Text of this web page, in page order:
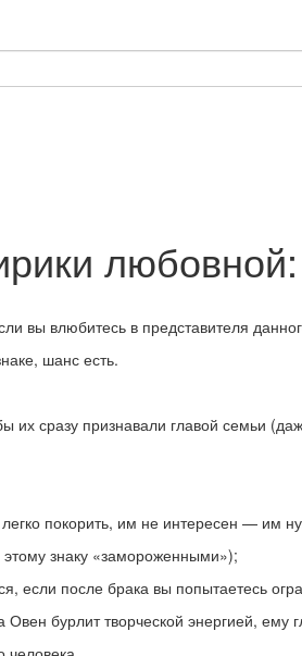
вы влюбитесь в представителя
шанс есть.
их сразу признавали главой семьи
покорить, им не интересен — им
знаку «замороженными»);
если после брака вы попытаетесь
бурлит творческой энергией, ему